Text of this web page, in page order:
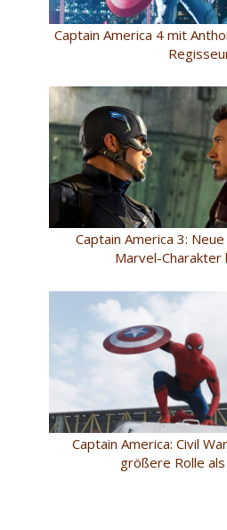
Captain America 4 mit
Captain America 3:
Marvel-
Captain America: Civil
größere Rolle